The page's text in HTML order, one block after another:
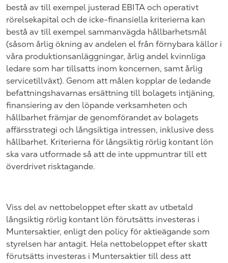
bestå av till exempel justerad EBITA och operativt
rörelsekapital och de icke-finansiella kriterierna kan
bestå av till exempel sammanvägda hållbarhetsmål
(såsom årlig ökning av andelen el från förnybara källor i
våra produktionsanläggningar, årlig andel kvinnliga
ledare som har tillsatts inom koncernen, samt årlig
servicetillväxt). Genom att målen kopplar de ledande
befattningshavarnas ersättning till bolagets intjäning,
finansiering av den löpande verksamheten och
hållbarhet främjar de genomförandet av bolagets
affärsstrategi och långsiktiga intressen, inklusive dess
hållbarhet. Kriterierna för långsiktig rörlig kontant lön
ska vara utformade så att de inte uppmuntrar till ett
överdrivet risktagande.
Viss del av nettobeloppet efter skatt av utbetald
långsiktig rörlig kontant lön förutsätts investeras i
Muntersaktier, enligt den policy för aktieägande som
styrelsen har antagit. Hela nettobeloppet efter skatt
förutsätts investeras i Muntersaktier till dess att